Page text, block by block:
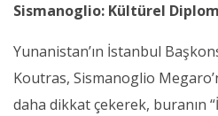
Sismanoglio: Kültürel
Yunanistan’ın İstanbul
Koutras, Sismanoglio
daha dikkat çekerek, buranın